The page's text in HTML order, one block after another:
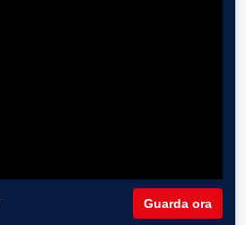
Guarda ora